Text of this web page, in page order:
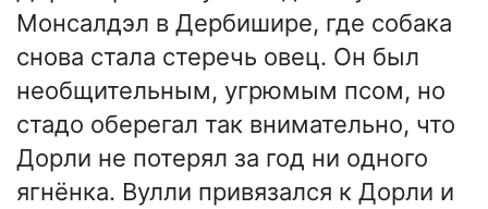
Монсалдэл в Дербишире, где собака
снова стала стеречь овец. Он был
необщительным, угрюмым псом, но
стадо оберегал так внимательно, что
Дорли не потерял за год ни одного
ягнёнка. Вулли привязался к Дорли и